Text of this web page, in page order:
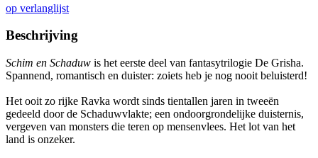
op verlanglijst
Beschrijving
Schim en Schaduw is het eerste deel van fantasytrilogie De Grisha.
Spannend, romantisch en duister: zoiets heb je nog nooit beluisterd!
Het ooit zo rijke Ravka wordt sinds tientallen jaren in tweeën
gedeeld door de Schaduwvlakte; een ondoorgrondelijke duisternis,
vergeven van monsters die teren op mensenvlees. Het lot van het
land is onzeker.